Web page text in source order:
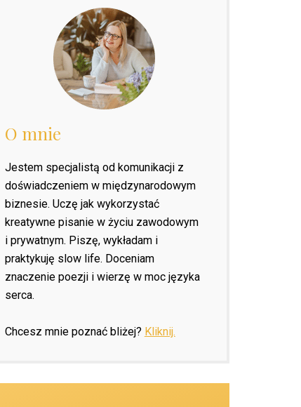
O mnie
Jestem specjalistą od komunikacji z
doświadczeniem w międzynarodowym
biznesie. Uczę jak wykorzystać
kreatywne pisanie w życiu zawodowym
i prywatnym. Piszę, wykładam i
praktykuję slow life. Doceniam
znaczenie poezji i wierzę w moc języka
serca.
Chcesz mnie poznać bliżej? Kliknij.